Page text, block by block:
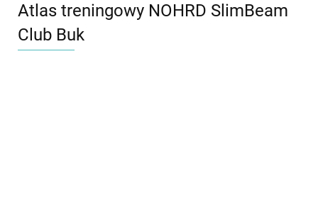
Atlas treningowy NOHRD SlimBeam
Club Buk